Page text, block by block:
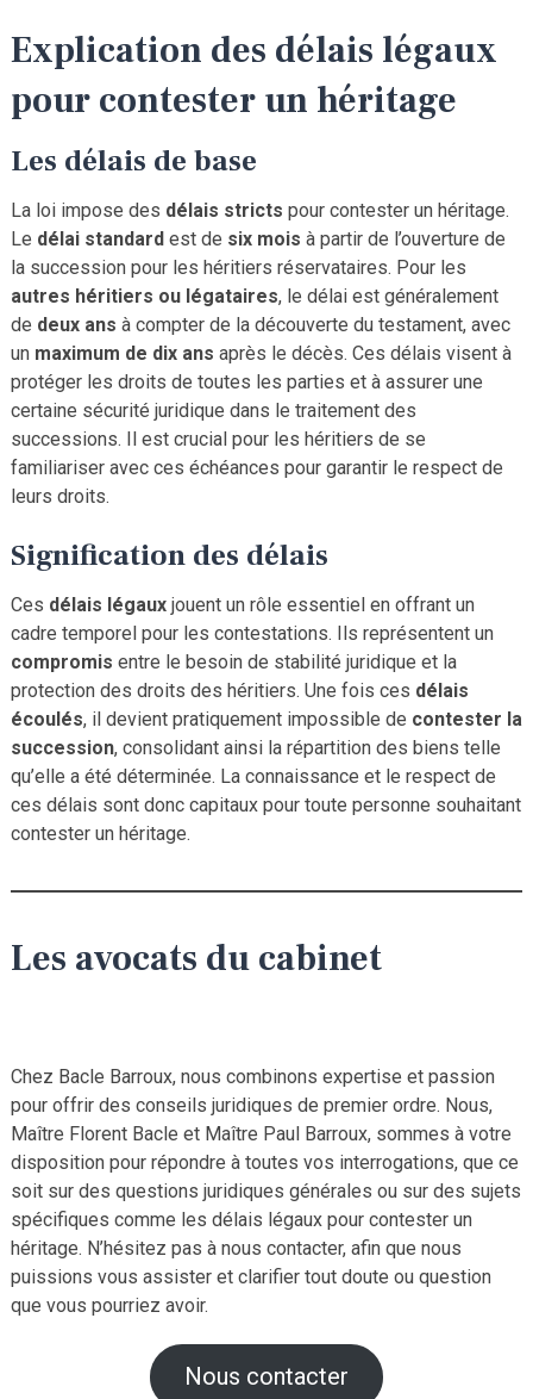
Explication des délais légaux
pour contester un héritage
Les délais de base
La loi impose des délais stricts pour contester un héritage.
Le délai standardest de six mois à partir de l’ouverture de
la succession pour les héritiers réservataires. Pour les
autres héritiers ou légataires, le délai est généralement
de deux ans à compter de la découverte du testament, avec
un maximum de dix ans après le décès. Ces délais visent à
protéger les droits de toutes les parties et à assurer une
certaine sécurité juridique dans le traitement des
successions. Il est crucial pour les héritiers de se
familiariser avec ces échéances pour garantir le respect de
leurs droits.
Signification des délais
Ces délais légauxjouent un rôle essentiel en offrant un
cadre temporel pour les contestations. Ils représentent un
compromis entre le besoin de stabilité juridique et la
protection des droits des héritiers. Une fois ces délais
écoulés, il devient pratiquement impossible de contester la
succession, consolidant ainsi la répartition des biens telle
qu’elle a été déterminée. La connaissance et le respect de
ces délais sont donc capitaux pour toute personne souhaitant
contester un héritage.
Les avocats du cabinet
Chez Bacle Barroux, nous combinons expertise et passion
pour offrir des conseils juridiques de premier ordre. Nous,
Maître Florent Bacle et Maître Paul Barroux, sommes à votre
disposition pour répondre à toutes vos interrogations, que ce
soit sur des questions juridiques générales ou sur des sujets
spécifiques comme les délais légaux pour contester un
héritage. N’hésitez pas à nous contacter, afin que nous
puissions vous assister et clarifier tout doute ou question
que vous pourriez avoir.
Nous contacter